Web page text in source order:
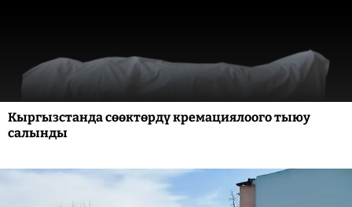
Кыргызстанда сөөктөрдү кремациялоого тыюу
салынды